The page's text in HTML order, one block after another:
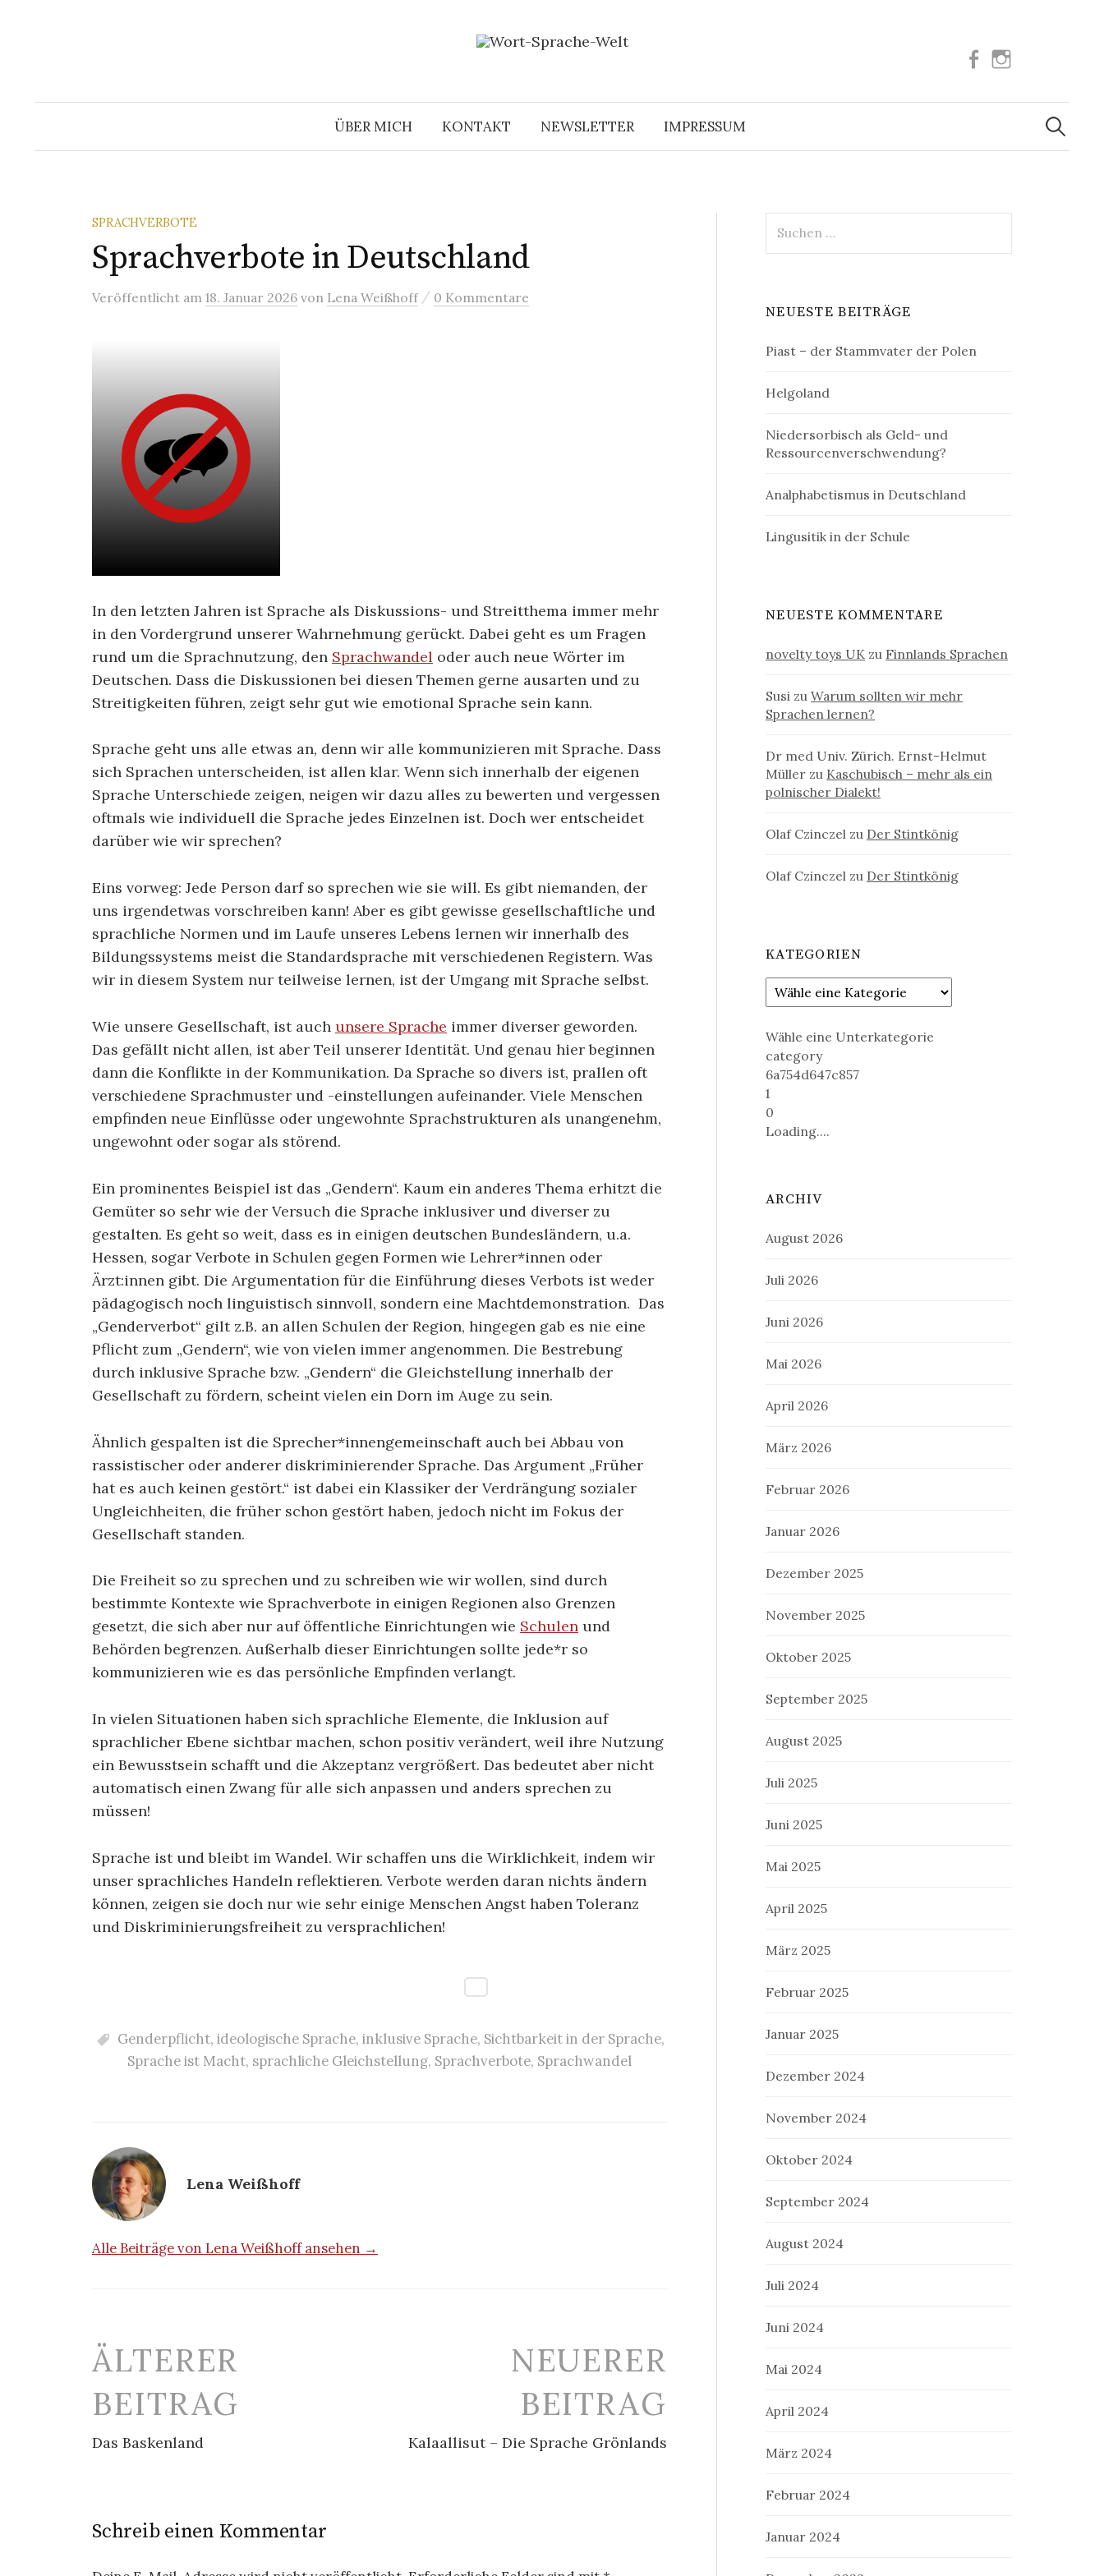
Facebook
ÜBER MICH KONTAKT NEWSLETTER IMPRESSUM
Suchen
nach:
SPRACHVERBOTE
Sprachverbote in Deutschland
Veröffentlicht am 18. Januar 2026 von Lena Weißhoff / 0 Kommentare
In den letzten Jahren ist Sprache als Diskussions- und Streitthema immer mehr
in den Vordergrund unserer Wahrnehmung gerückt. Dabei geht es um Fragen
rund um die Sprachnutzung, den Sprachwandel oder auch neue Wörter im
Deutschen. Dass die Diskussionen bei diesen Themen gerne ausarten und zu
Streitigkeiten führen, zeigt sehr gut wie emotional Sprache sein kann.
Sprache geht uns alle etwas an, denn wir alle kommunizieren mit Sprache. Dass
sich Sprachen unterscheiden, ist allen klar. Wenn sich innerhalb der eigenen
Sprache Unterschiede zeigen, neigen wir dazu alles zu bewerten und vergessen
oftmals wie individuell die Sprache jedes Einzelnen ist. Doch wer entscheidet
darüber wie wir sprechen?
Eins vorweg: Jede Person darf so sprechen wie sie will. Es gibt niemanden, der
uns irgendetwas vorschreiben kann! Aber es gibt gewisse gesellschaftliche und
sprachliche Normen und im Laufe unseres Lebens lernen wir innerhalb des
Bildungssystems meist die Standardsprache mit verschiedenen Registern. Was
wir in diesem System nur teilweise lernen, ist der Umgang mit Sprache selbst.
Wie unsere Gesellschaft, ist auch unsere Sprache immer diverser geworden.
Das gefällt nicht allen, ist aber Teil unserer Identität. Und genau hier beginnen
dann die Konflikte in der Kommunikation. Da Sprache so divers ist, prallen oft
verschiedene Sprachmuster und -einstellungen aufeinander. Viele Menschen
empfinden neue Einflüsse oder ungewohnte Sprachstrukturen als unangenehm,
ungewohnt oder sogar als störend.
Ein prominentes Beispiel ist das „Gendern“. Kaum ein anderes Thema erhitzt die
Gemüter so sehr wie der Versuch die Sprache inklusiver und diverser zu
gestalten. Es geht so weit, dass es in einigen deutschen Bundesländern, u.a.
Hessen, sogar Verbote in Schulen gegen Formen wie Lehrer*innen oder
Ärzt:innen gibt. Die Argumentation für die Einführung dieses Verbots ist weder
pädagogisch noch linguistisch sinnvoll, sondern eine Machtdemonstration. Das
„Genderverbot“ gilt z.B. an allen Schulen der Region, hingegen gab es nie eine
Pflicht zum „Gendern“, wie von vielen immer angenommen. Die Bestrebung
durch inklusive Sprache bzw. „Gendern“ die Gleichstellung innerhalb der
Gesellschaft zu fördern, scheint vielen ein Dorn im Auge zu sein.
Ähnlich gespalten ist die Sprecher*innengemeinschaft auch bei Abbau von
rassistischer oder anderer diskriminierender Sprache. Das Argument „Früher
hat es auch keinen gestört.“ ist dabei ein Klassiker der Verdrängung sozialer
Ungleichheiten, die früher schon gestört haben, jedoch nicht im Fokus der
Gesellschaft standen.
Die Freiheit so zu sprechen und zu schreiben wie wir wollen, sind durch
bestimmte Kontexte wie Sprachverbote in einigen Regionen also Grenzen
gesetzt, die sich aber nur auf öffentliche Einrichtungen wie Schulen und
Behörden begrenzen. Außerhalb dieser Einrichtungen sollte jede*r so
kommunizieren wie es das persönliche Empfinden verlangt.
In vielen Situationen haben sich sprachliche Elemente, die Inklusion auf
sprachlicher Ebene sichtbar machen, schon positiv verändert, weil ihre Nutzung
ein Bewusstsein schafft und die Akzeptanz vergrößert. Das bedeutet aber nicht
automatisch einen Zwang für alle sich anpassen und anders sprechen zu
müssen!
Sprache ist und bleibt im Wandel. Wir schaffen uns die Wirklichkeit, indem wir
unser sprachliches Handeln reflektieren. Verbote werden daran nichts ändern
können, zeigen sie doch nur wie sehr einige Menschen Angst haben Toleranz
und Diskriminierungsfreiheit zu versprachlichen!
Genderpflicht, ideologische Sprache, inklusive Sprache, Sichtbarkeit in der Sprache,
Sprache ist Macht, sprachliche Gleichstellung, Sprachverbote, Sprachwandel
Lena Weißhoff
Alle Beiträge von Lena Weißhoff ansehen →
Beitrags-
Navigation
ÄLTERER
BEITRAG
Das Baskenland
NEUERER
BEITRAG
Kalaallisut – Die Sprache Grönlands
Schreib einen Kommentar
nach:
NEUESTE BEITRÄGE
Piast – der Stammvater der Polen
Helgoland
Niedersorbisch als Geld- und
Ressourcenverschwendung?
Analphabetismus in Deutschland
Lingusitik in der Schule
NEUESTE KOMMENTARE
novelty toys UK zu Finnlands Sprachen
Susi zuWarum sollten wir mehr
Sprachen lernen?
Dr med Univ. Zürich. Ernst-Helmut
Müller zu Kaschubisch – mehr als ein
polnischer Dialekt!
Olaf Czinczel zu Der Stintkönig
Olaf Czinczel zu Der Stintkönig
KATEGORIEN
Wähle eine Unterkategorie
category
6a754d647c857
1
0
Loading....
ARCHIV
August 2026
Juli 2026
Juni 2026
Mai 2026
April 2026
März 2026
Februar 2026
Januar 2026
Dezember 2025
November 2025
Oktober 2025
September 2025
August 2025
Juli 2025
Juni 2025
Mai 2025
April 2025
März 2025
Februar 2025
Januar 2025
Dezember 2024
November 2024
Oktober 2024
September 2024
August 2024
Juli 2024
Juni 2024
Mai 2024
April 2024
März 2024
Februar 2024
Januar 2024